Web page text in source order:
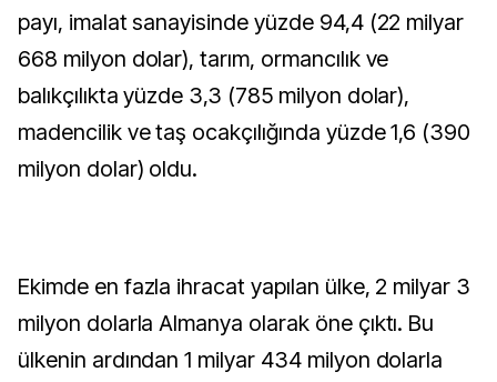
payı, imalat sanayisinde yüzde 94,4 (22 milyar
668 milyon dolar), tarım, ormancılık ve
balıkçılıkta yüzde 3,3 (785 milyon dolar),
madencilik ve taş ocakçılığında yüzde 1,6 (390
milyon dolar) oldu.
Ekimde en fazla ihracat yapılan ülke, 2 milyar 3
milyon dolarla Almanya olarak öne çıktı. Bu
ülkenin ardından 1 milyar 434 milyon dolarla